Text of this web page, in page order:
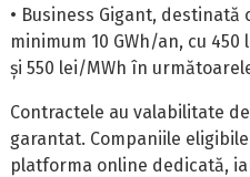
• Business Gigant,
minimum 10 GWh/an, cu
și 550 lei/MWh în
Contractele au valabilitate
garantat. Companiile
platforma online dedicată,